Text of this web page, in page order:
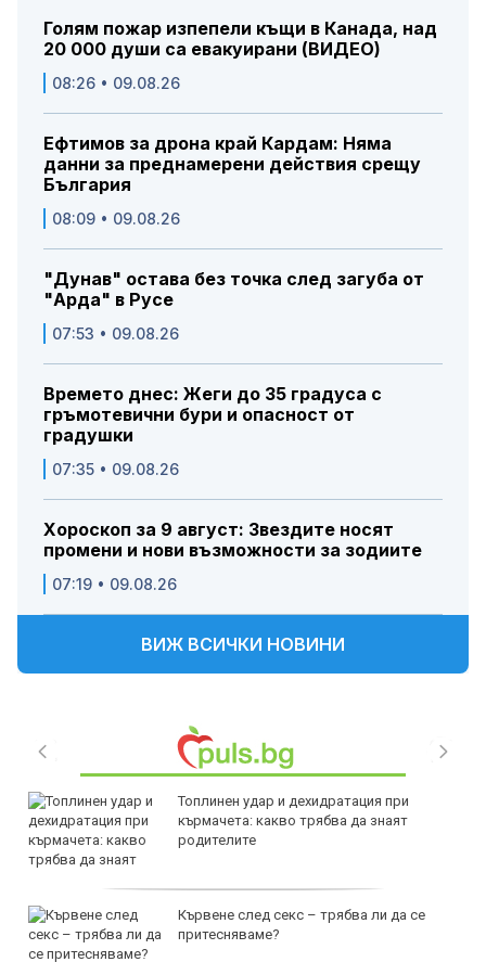
Голям пожар изпепели къщи в Канада, над
20 000 души са евакуирани (ВИДЕО)
08:26 • 09.08.26
Ефтимов за дрона край Кардам: Няма
данни за преднамерени действия срещу
България
08:09 • 09.08.26
"Дунав" остава без точка след загуба от
"Арда" в Русе
07:53 • 09.08.26
Времето днес: Жеги до 35 градуса с
гръмотевични бури и опасност от
градушки
07:35 • 09.08.26
Хороскоп за 9 август: Звездите носят
промени и нови възможности за зодиите
07:19 • 09.08.26
ВИЖ ВСИЧКИ НОВИНИ
Топлинен удар и дехидратация при
кърмачета: какво трябва да знаят
родителите
Кървене след секс – трябва ли да се
притесняваме?